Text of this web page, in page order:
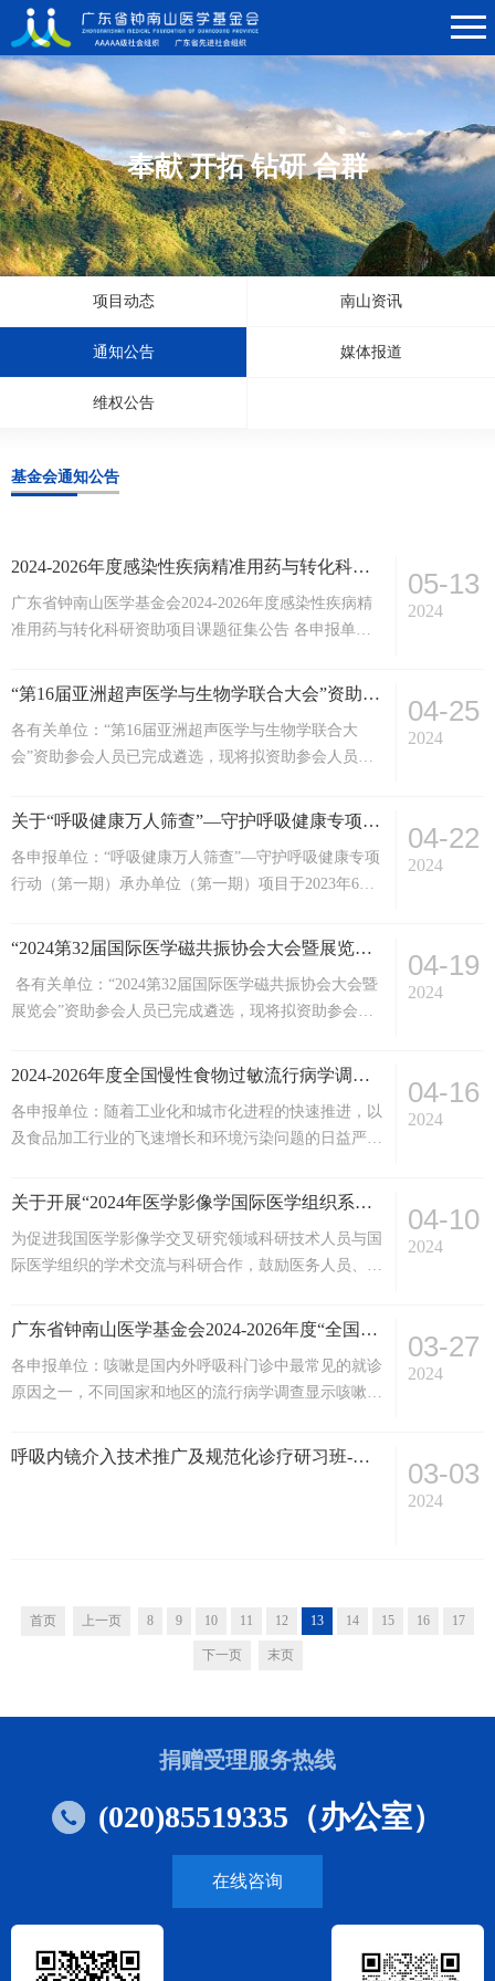
奉献 开拓 钻研 合群
项目动态 南山资讯
通知公告 媒体报道
维权公告
基金会通知公告
2024-2026年度感染性疾病精准用药与转化科研资助项目课题征集公告
广东省钟南山医学基金会2024-2026年度感染性疾病精
准用药与转化科研资助项目课题征集公告 各申报单
研水平，促进抗微生物药物科学精准使用，强化药物临
疗质量，由广东省钟南山医学基金会发起的“2024-2026
年度感染性疾病精准用药与转化科研资助项目”课题征
05-13
2024
“第16届亚洲超声医学与生物学联合大会”资助参会人员名单公示
各有关单位：“第16届亚洲超声医学与生物学联合大
会”资助参会人员已完成遴选，现将拟资助参会人员课
月27日。资助参会人员名单如下：广东省钟南山医学基
04-25
2024
关于“呼吸健康万人筛查”—守护呼吸健康专项行动（第一期）承办单位项目征集延期的通知
各申报单位：“呼吸健康万人筛查”—守护呼吸健康专项
行动（第一期）承办单位（第一期）项目于2023年6月
院及医疗机构的申请，申请截止于2023年12月31日。项
合条件且有申请意愿的医院及医疗机构参与本项目，发
挥疾病筛查及预防中的作用。经研究决定，将项目征集
04-22
2024
“2024第32届国际医学磁共振协会大会暨展览会”资助参会人员名单公示
各有关单位：“2024第32届国际医学磁共振协会大会暨
展览会”资助参会人员已完成遴选，现将拟资助参会人
2024年4月21日。 资助参会人员名单如下：广东省钟南
04-19
2024
2024-2026年度全国慢性食物过敏流行病学调查及临床应用前沿研究项目课题征集公告
各申报单位：随着工业化和城市化进程的快速推进，以
及食品加工行业的飞速增长和环境污染问题的日益严
生活的压力增加和遗传背景等因素，都是导致慢性食物
状起初可能不太明显，并且其发病机制尚未完全清楚，
因此很多患者并没有得到及时的诊断与治疗，加剧了慢
物过敏的流行病学调...
04-16
2024
关于开展“2024年医学影像学国际医学组织系列会议资助项目”的通知
为促进我国医学影像学交叉研究领域科研技术人员与国
际医学组织的学术交流与科研合作，鼓励医务人员、医
动态，拓宽学术视野，广东省钟南山医学基金会发
目”，旨在为医学影像学人才提供跨境交流、学习和借
鉴国际前沿技术和先进经验的机会，推进我国医学影像
为做好资助遴选工作...
04-10
2024
广东省钟南山医学基金会2024-2026年度“全国慢性咳嗽流行病学调查研究项目”课题征集公告
各申报单位：咳嗽是国内外呼吸科门诊中最常见的就诊
原因之一，不同国家和地区的流行病学调查显示咳嗽的
繁杂，诊治困难，严重影响了患者的生活质量，增加了
03-27
2024
呼吸内镜介入技术推广及规范化诊疗研习班-陕西站会议通知
03-03
2024
首页 上一页 8 9 10 11 12 13 14 15 16 17
下一页 末页
捐赠受理服务热线
(020)85519335（办公室）
在线咨询